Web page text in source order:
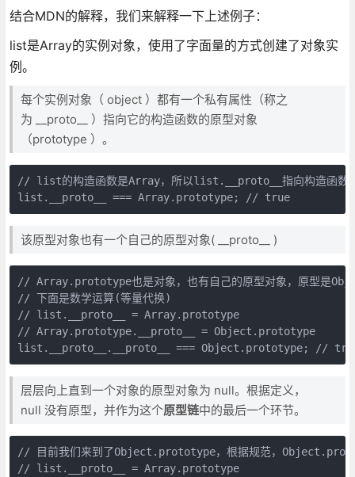
结合MDN的解释，我们来解释一下上述例子：
list是Array的实例对象，使用了字面量的方式创建了对象实
例。
每个实例对象（ object ）都有一个私有属性（称之
为 __proto__ ）指向它的构造函数的原型对象
（prototype ）。
// list的构造函数是Array，所以list.__proto__指向构造函数
list.__proto__ === Array.prototype; // true
该原型对象也有一个自己的原型对象( __proto__ )
// Array.prototype也是对象，也有自己的原型对象，原型是
// 下面是数学运算(等量代换)
// list.__proto__ = Array.prototype
// Array.prototype.__proto__ = Object.prototype
list.__proto__.__proto__ === Object.prototype; //
层层向上直到一个对象的原型对象为 null。根据定义，
null 没有原型，并作为这个原型链中的最后一个环节。
// 目前我们来到了Object.prototype，根据规范，
// list.__proto__ = Array.prototype